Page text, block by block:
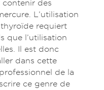
contenir des
L’utilisation
requiert
que l’utilisation
Il est donc
dans cette
de la
ce genre de